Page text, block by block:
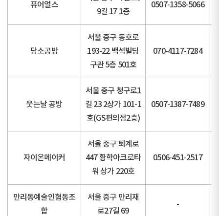
퓨어얼스
9길 17 1층
0507-1358-5066
담소공방
서울 중구 동호로
193-22 백석빌딩
구관 5층 501호
070-4117-7284
웃는날 공방
서울 중구 청구로1
길 23 2상가 101-1
호(GS편의점2층)
0507-1387-7489
자이온메이커
서울 중구 퇴계로
447 황학아크로타
워 상가 220호
0506-451-2517
만리동예술인협동조
합
서울 중구 만리재
로27길 69
-